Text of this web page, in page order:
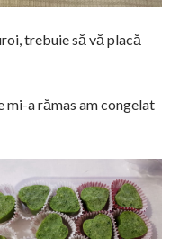
trebuie să vă placă
mi-a rămas am congelat